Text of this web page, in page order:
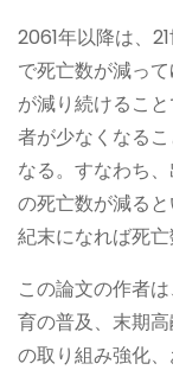
2061年以降は、
で死亡数が減っ
が減り続けるこ
者が少なくなる
なる。すなわち
の死亡数が減る
紀末になれば死亡
この論文の作者
育の普及、末期
の取り組み強化